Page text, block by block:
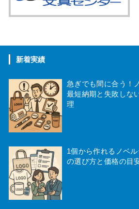
美容・衛生用品
おもちゃ・ゲーム
ペット用品
新着実績
急ぎでも間に合う！
最短納期と失敗しな
理
1個から作れるノベ
の選び方と価格の目